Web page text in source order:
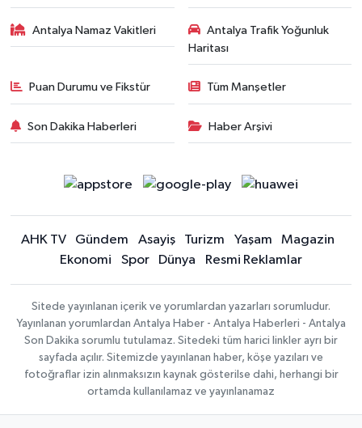
Antalya Namaz Vakitleri
Antalya Trafik Yoğunluk
Haritası
Puan Durumu ve Fikstür Tüm Manşetler
Son Dakika Haberleri Haber Arşivi
AHK TV Gündem Asayiş Turizm Yaşam
Magazin
Ekonomi
Spor Dünya Resmi Reklamlar
Sitede yayınlanan içerik ve yorumlardan yazarları sorumludur.
Yayınlanan yorumlardan Antalya Haber - Antalya Haberleri - Antalya
Son Dakika sorumlu tutulamaz. Sitedeki tüm harici linkler ayrı bir
sayfada açılır. Sitemizde yayınlanan haber, köşe yazıları ve
fotoğraflar izin alınmaksızın kaynak gösterilse dahi, herhangi bir
ortamda kullanılamaz ve yayınlanamaz